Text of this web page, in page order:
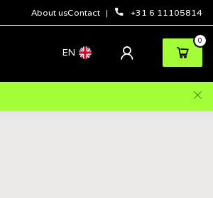
About usContact +31 6 11105814
EN
0